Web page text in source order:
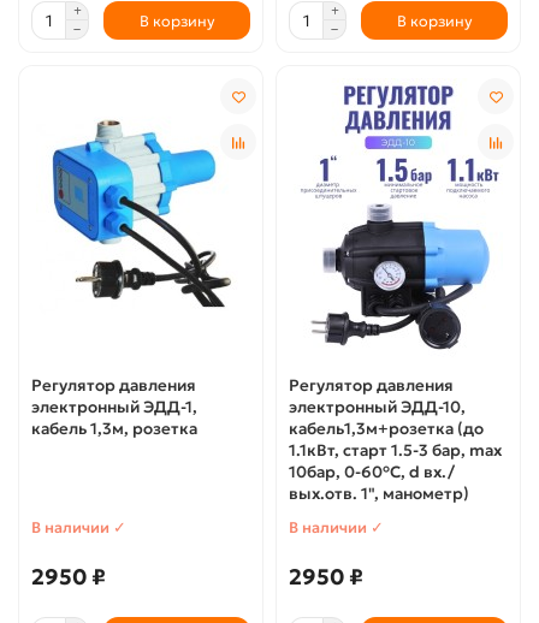
В корзину В корзину
Регулятор давления
электронный ЭДД-1,
кабель 1,3м, розетка
В наличии ✓
2950 ₽
Регулятор давления
электронный ЭДД-10,
кабель1,3м+розетка (до
1.1кВт, старт 1.5-3 бар, max
10бар, 0-60°C, d вх./
вых.отв. 1", манометр)
В наличии ✓
2950 ₽